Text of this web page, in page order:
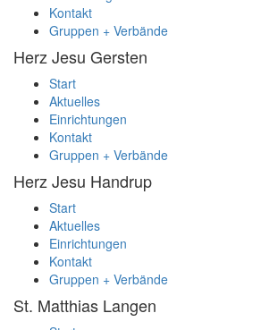
Kontakt
Gruppen + Verbände
Herz Jesu Gersten
Start
Aktuelles
Einrichtungen
Kontakt
Gruppen + Verbände
Herz Jesu Handrup
Start
Aktuelles
Einrichtungen
Kontakt
Gruppen + Verbände
St. Matthias Langen